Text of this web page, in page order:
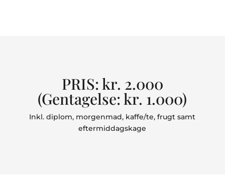
PRIS: kr. 2.000
(Gentagelse: kr. 1.000)
Inkl. diplom, morgenmad, kaffe/te, frugt samt
eftermiddagskage